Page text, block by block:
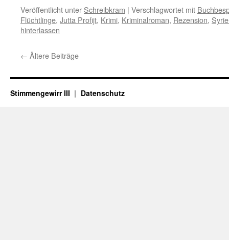
Veröffentlicht unter Schreibkram | Verschlagwortet mit
Flüchtlinge, Jutta Profijt, Krimi, Kriminalroman, Rezension,
hinterlassen
← Ältere Beiträge
Stimmengewirr III Datenschutz